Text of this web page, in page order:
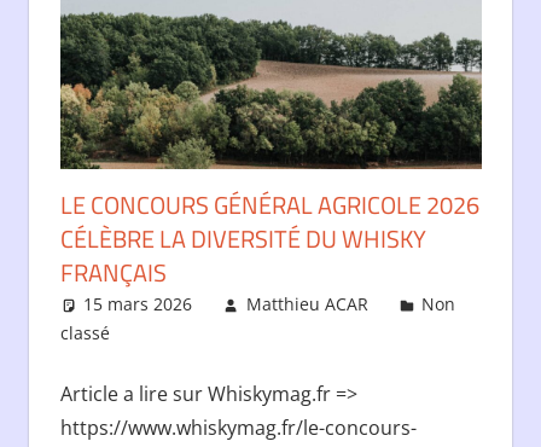
LE CONCOURS GÉNÉRAL AGRICOLE 2026
CÉLÈBRE LA DIVERSITÉ DU WHISKY
FRANÇAIS
15 mars 2026 Matthieu ACAR
Non
classé
Article a lire sur Whiskymag.fr =>
https://www.whiskymag.fr/le-concours-